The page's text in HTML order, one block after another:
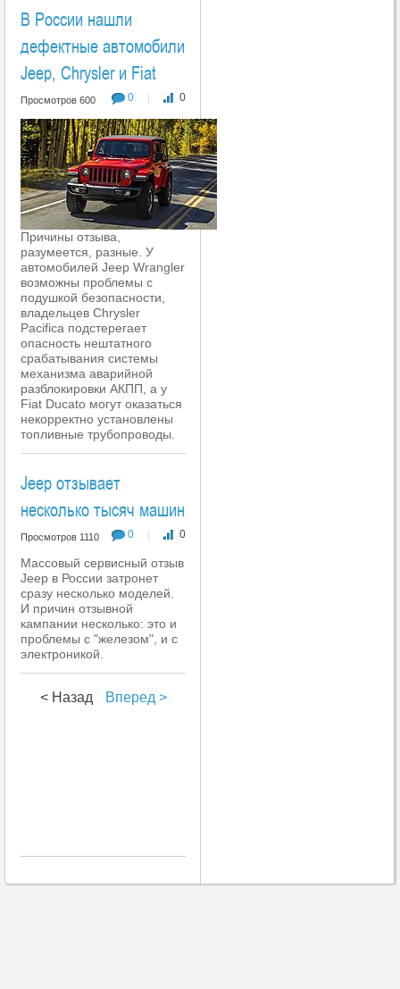
В России нашли
дефектные автомобили
Jeep, Chrysler и Fiat
0 | 0
Просмотров 600
Причины отзыва,
разумеется, разные. У
автомобилей Jeep Wrangler
возможны проблемы с
подушкой безопасности,
владельцев Chrysler
Pacifica подстерегает
опасность нештатного
срабатывания системы
механизма аварийной
разблокировки АКПП, а у
Fiat Ducato могут оказаться
некорректно установлены
топливные трубопроводы.
Jeep отзывает
несколько тысяч машин
0 | 0
Просмотров 1110
Массовый сервисный отзыв
Jeep в России затронет
сразу несколько моделей.
И причин отзывной
кампании несколько: это и
проблемы с "железом", и с
электроникой.
< Назад Вперед >